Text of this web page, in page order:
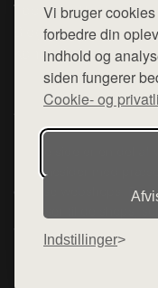
Vi bruger
forbedre din
indhold og
siden fungerer
Cookie- og
Indstillinger
Top Rabatter
Blog
Kontakt
Denne side er en del
hjemmesider med
diverse webshops.
henviser til de shops,
varerne på lager.